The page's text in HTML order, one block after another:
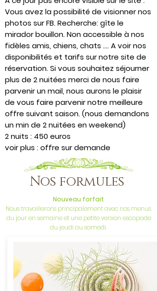
Vous avez la possibilité de visionner nos
photos sur FB. Recherche: gîte le
mirador bouillon. Non accessible à nos
fidèles amis, chiens, chats …. A voir nos
disponibilités et tarifs sur notre site de
réservation. Si vous souhaitez séjourner
plus de 2 nuitées merci de nous faire
parvenir un mail, nous aurons le plaisir
de vous faire parvenir notre meilleure
offre suivant saison. (nous demandons
un min de 2 nuitées en weekend)
2 nuits : 450 euros
voir plus : offre sur demande
Nos formules
Nouveau forfait
Nous travaillerons principalement avec nos menus
du jour en semaine et une petite version escapade
du jeudi au samedi.